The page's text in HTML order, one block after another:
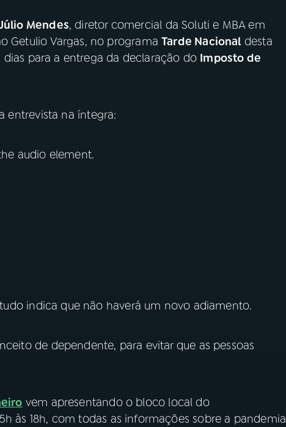
Mendes, diretor comercial da Soluti e MBA em
Getulio Vargas, no programaTarde Nacional desta
para a entrega da declaração do Imposto de
entrevista na íntegra:
audio element.
indica que não haverá um novo adiamento.
de dependente, para evitar que as pessoas
vem apresentando o bloco local do
às 18h, com todas as informações sobre a pandemia